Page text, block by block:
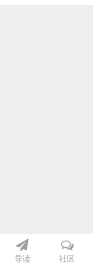
导读 社区